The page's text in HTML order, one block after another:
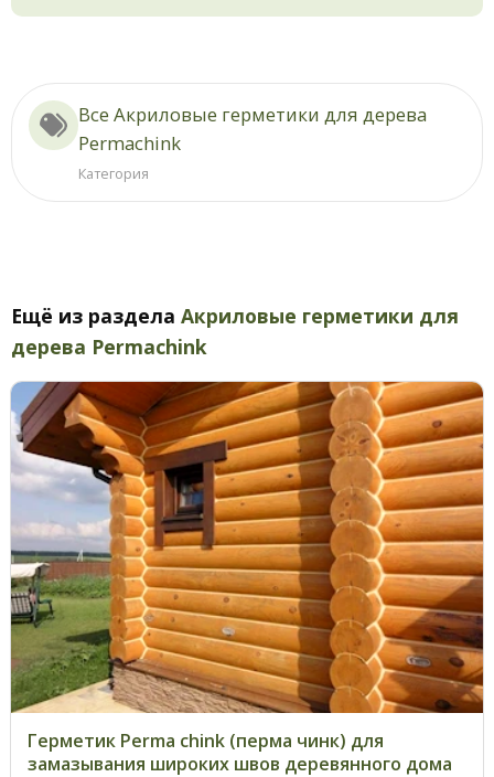
Все Акриловые герметики для дерева
Permachink
Категория
Ещё из раздела Акриловые герметики для
дерева Permachink
Герметик Perma chink (перма чинк) для
замазывания широких швов деревянного дома